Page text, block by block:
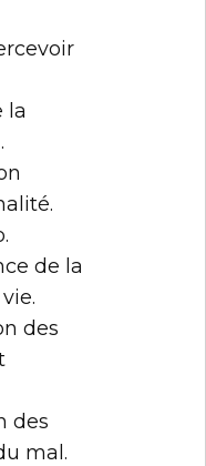
la
de la
des
des
mal.